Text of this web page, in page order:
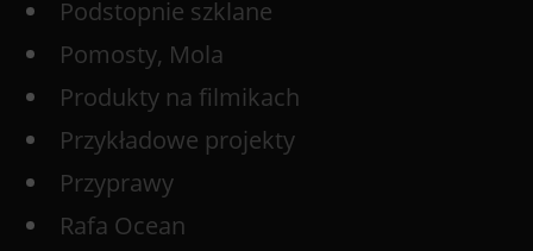
Podstopnie szklane
Pomosty, Mola
Produkty na filmikach
Przykładowe projekty
Przyprawy
Rafa Ocean